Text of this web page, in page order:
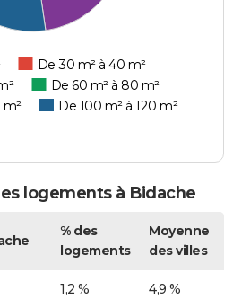
De 30 m² à 40 m²
De 60 m² à 80 m²
m²
De 100 m² à 120 m²
logements à Bidache
% des
logements
Moyenne
des villes
1,2 % 4,9 %